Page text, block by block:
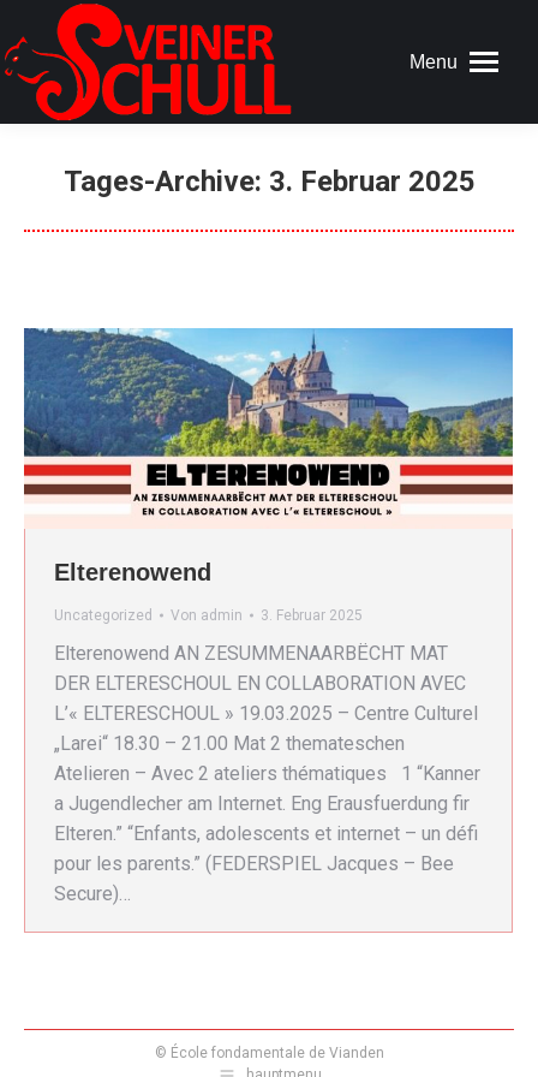
Menu
Tages-Archive: 3. Februar 2025
Elterenowend
Uncategorized Von admin 3. Februar 2025
Elterenowend AN ZESUMMENAARBËCHT MAT
DER ELTERESCHOUL EN COLLABORATION AVEC
L’« ELTERESCHOUL » 19.03.2025 – Centre Culturel
„Larei“ 18.30 – 21.00 Mat 2 themateschen
Atelieren – Avec 2 ateliers thématiques 1 “Kanner
a Jugendlecher am Internet. Eng Erausfuerdung fir
Elteren.” “Enfants, adolescents et internet – un défi
pour les parents.” (FEDERSPIEL Jacques – Bee
Secure)…
© École fondamentale de Vianden